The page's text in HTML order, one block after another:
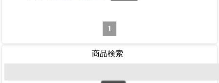
1
商品検索